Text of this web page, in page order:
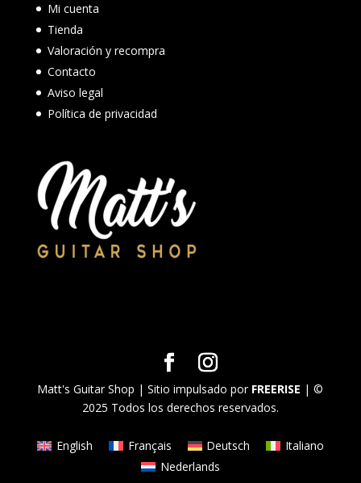
Mi cuenta
Tienda
Valoración y recompra
Contacto
Aviso legal
Política de privacidad
Matt's Guitar Shop | Sitio impulsado por FREERISE | ©
2025 Todos los derechos reservados.
English Français Deutsch
Italiano
Nederlands